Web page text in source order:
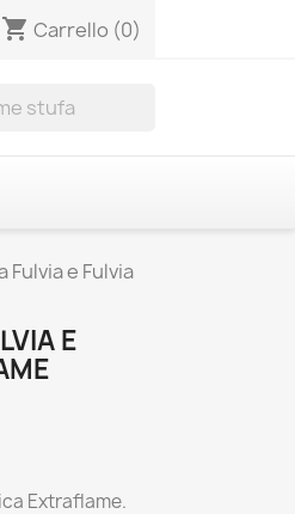
shopping_cart Carrello (0)
e Fulvia
E
Extraflame.